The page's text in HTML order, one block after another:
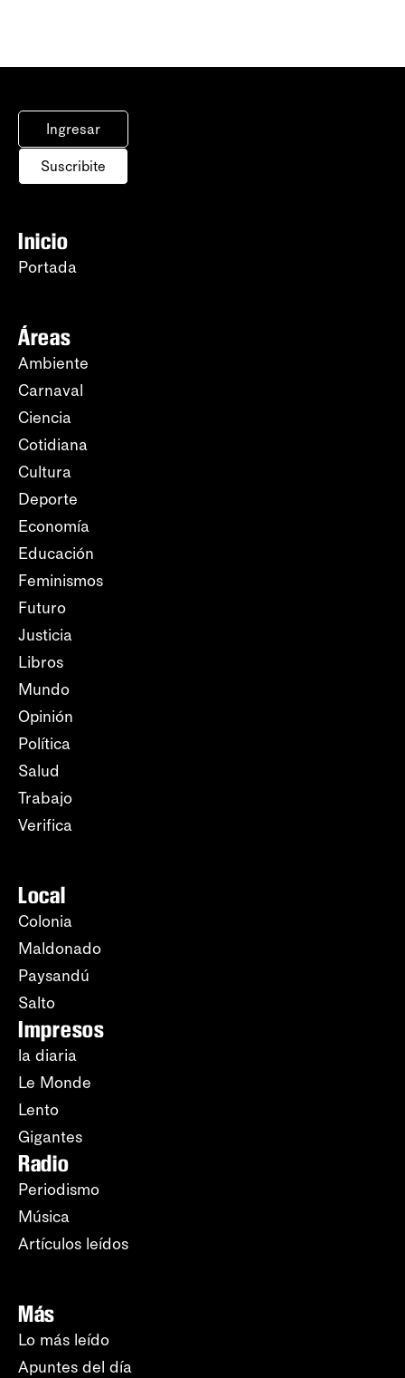
Ingresar
Suscribite
Inicio
Portada
Áreas
Ambiente
Carnaval
Ciencia
Cotidiana
Cultura
Deporte
Economía
Educación
Feminismos
Futuro
Justicia
Libros
Mundo
Opinión
Política
Salud
Trabajo
Verifica
Local
Colonia
Maldonado
Paysandú
Salto
Impresos
la diaria
Le Monde
Lento
Gigantes
Radio
Periodismo
Música
Artículos leídos
Más
Lo más leído
Apuntes del día